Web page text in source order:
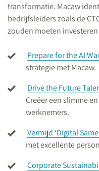
transformatie. Macaw
bedrijfsleiders zoals de
zouden moeten
Prepare for the AI
strategie met Macaw.
Drive the Future
Creëer een slimme
werknemers.
Vermijd ‘Digital
met excellente
Corporate